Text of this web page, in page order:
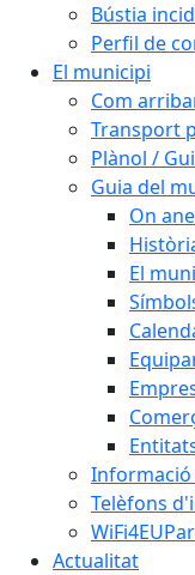
Bústia
Perfil de
El municipi
Com
Transport
Plànol /
Guia del
On
El
Telèfons
Actualitat